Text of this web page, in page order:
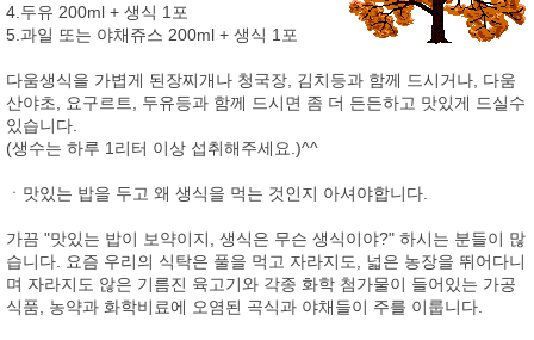
4.두유 200ml + 생식 1포
5.과일 또는 야채쥬스 200ml + 생식 1포
다움생식을 가볍게 된장찌개나 청국장, 김치등과 함께 드시거나, 다움
산야초, 요구르트, 두유등과 함께 드시면 좀 더 든든하고 맛있게 드실수
있습니다.
(생수는 하루 1리터 이상 섭취해주세요.)^^
ㆍ맛있는 밥을 두고 왜 생식을 먹는 것인지 아셔야합니다.
가끔 "맛있는 밥이 보약이지, 생식은 무슨 생식이야?" 하시는 분들이 많
습니다. 요즘 우리의 식탁은 풀을 먹고 자라지도, 넓은 농장을 뛰어다니
며 자라지도 않은 기름진 육고기와 각종 화학 첨가물이 들어있는 가공
식품, 농약과 화학비료에 오염된 곡식과 야채들이 주를 이룹니다.